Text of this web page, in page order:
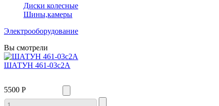
Диски колесные
Шины,камеры
Электрооборудование
Вы смотрели
ШАТУН 461-03с2А
5500 Р